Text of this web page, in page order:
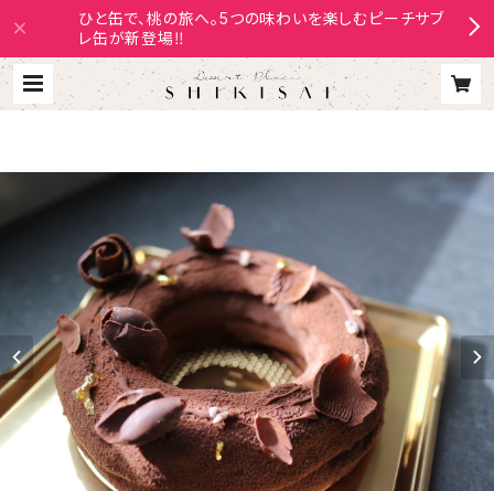
ひと缶で、桃の旅へ。5つの味わいを楽しむピーチサブ
レ缶が新登場‼